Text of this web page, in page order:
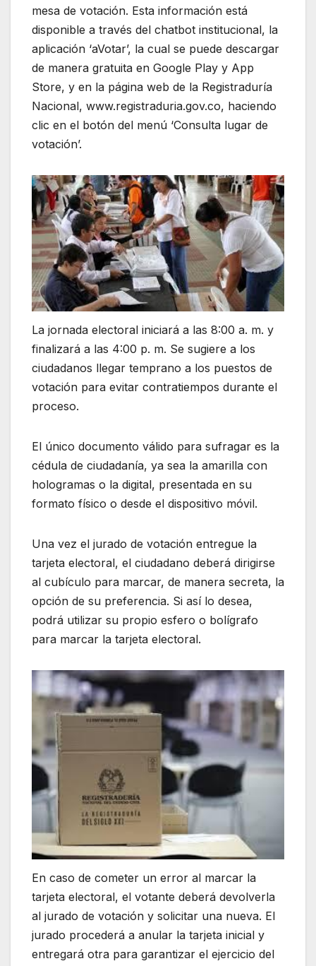
mesa de votación. Esta información está
disponible a través del chatbot institucional, la
aplicación ‘aVotar’, la cual se puede descargar
de manera gratuita en Google Play y App
Store, y en la página web de la Registraduría
Nacional, www.registraduria.gov.co, haciendo
clic en el botón del menú ‘Consulta lugar de
votación’.
La jornada electoral iniciará a las 8:00 a. m. y
finalizará a las 4:00 p. m. Se sugiere a los
ciudadanos llegar temprano a los puestos de
votación para evitar contratiempos durante el
proceso.
El único documento válido para sufragar es la
cédula de ciudadanía, ya sea la amarilla con
hologramas o la digital, presentada en su
formato físico o desde el dispositivo móvil.
Una vez el jurado de votación entregue la
tarjeta electoral, el ciudadano deberá dirigirse
al cubículo para marcar, de manera secreta, la
opción de su preferencia. Si así lo desea,
podrá utilizar su propio esfero o bolígrafo
para marcar la tarjeta electoral.
En caso de cometer un error al marcar la
tarjeta electoral, el votante deberá devolverla
al jurado de votación y solicitar una nueva. El
jurado procederá a anular la tarjeta inicial y
entregará otra para garantizar el ejercicio del